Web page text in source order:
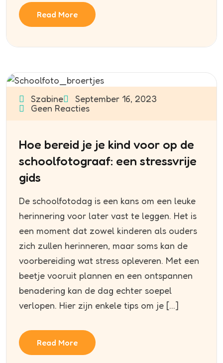
Read More
Szabine
September 16, 2023
Geen Reacties
Hoe bereid je je kind voor op de
schoolfotograaf: een stressvrije
gids
De schoolfotodag is een kans om een leuke
herinnering voor later vast te leggen. Het is
een moment dat zowel kinderen als ouders
zich zullen herinneren, maar soms kan de
voorbereiding wat stress opleveren. Met een
beetje vooruit plannen en een ontspannen
benadering kan de dag echter soepel
verlopen. Hier zijn enkele tips om je […]
Read More